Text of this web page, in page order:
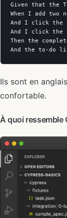
Given that the
When I add two
And I click the
And I click the
Then the
Ils sont en
confortable.
À quoi ressemble